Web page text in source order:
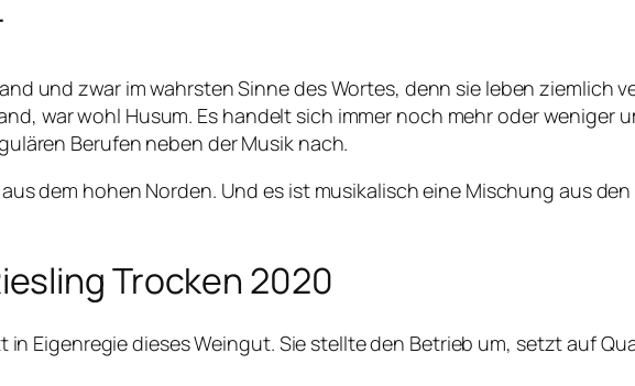
und zwar im wahrsten Sinne des Wortes, denn sie leben ziemlich
war wohl Husum. Es handelt sich immer noch mehr oder weniger
Berufen neben der Musik nach.
dem hohen Norden. Und es ist musikalisch eine Mischung aus
Trocken 2020
in Eigenregie dieses Weingut. Sie stellte den Betrieb um, setzt auf